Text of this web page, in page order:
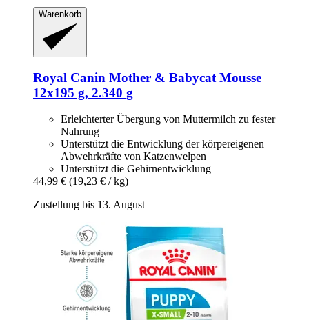
Warenkorb
Royal Canin Mother & Babycat Mousse
12x195 g, 2.340 g
Erleichterter Übergung von Muttermilch zu fester
Nahrung
Unterstützt die Entwicklung der körpereigenen
Abwehrkräfte von Katzenwelpen
Unterstützt die Gehirnentwicklung
44,99 € (19,23 € / kg)
Zustellung bis 13. August